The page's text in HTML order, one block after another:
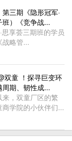
三期《隐形冠军·
）《竞争战...
享荟三期班的学员
战略管...
双童 ！探寻巨变环
期、韧性成...
，双童厂区的繁
学院的小伙伴们...